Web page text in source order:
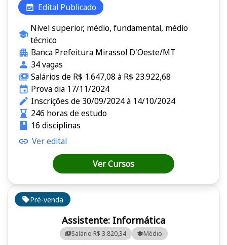
Pré-venda
Assistente: Informática
Salário R$ 3.820,34 Médio
Edital Publicado
Nível superior, médio, fundamental, médio
técnico
Banca Prefeitura Mirassol D'Oeste/MT
34 vagas
Salários de R$ 1.647,08 à R$ 23.922,68
Prova dia 17/11/2024
Inscrições de 30/09/2024 à 14/10/2024
246 horas de estudo
16 disciplinas
Ver edital
Ver Cursos